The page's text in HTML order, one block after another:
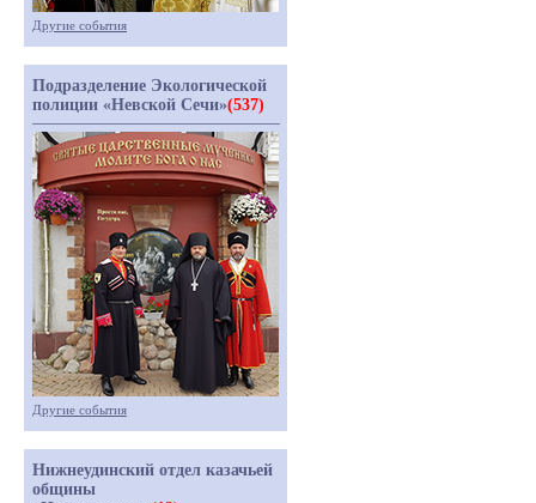
Другие события
Подразделение Экологической
полиции «Невской Сечи»(537)
Другие события
Нижнеудинский отдел казачьей
общины